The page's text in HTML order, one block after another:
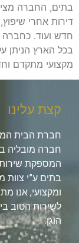
בתים, החברה
דירות אחרי
חדש ועוד.
בכל הארץ הניתן
מקצועי מתקדם
קצת עלינו
חברת הבית
חברה מובליה
המספקת שירותי
בתים ע”י צוות
ומקצועי, אנו
לשירות הטוב
הוגן.